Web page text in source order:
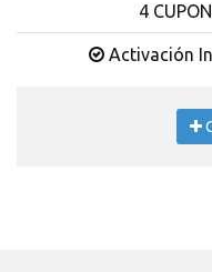
4
Activación